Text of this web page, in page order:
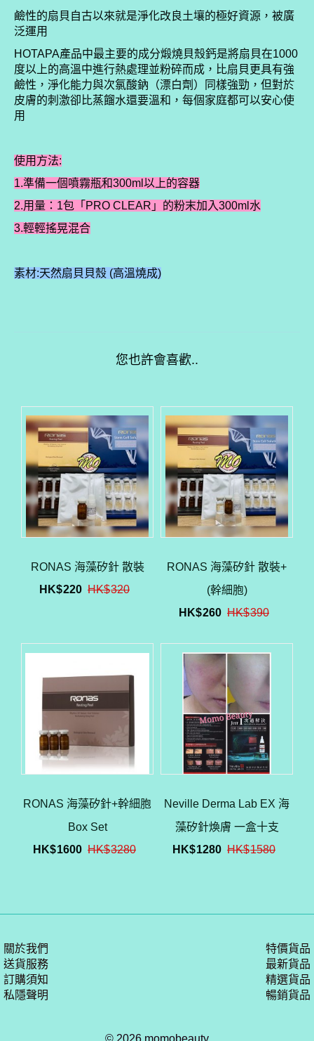
鹼性的扇貝自古以來就是淨化改良土壤的極好資源，被廣
泛運用
HOTAPA產品中最主要的成分煅燒貝殼鈣是將扇貝在1000
度以上的高溫中進行熱處理並粉碎而成，比扇貝更具有強
鹼性，淨化能力與次氯酸鈉（漂白劑）同樣強勁，但對於
皮膚的刺激卻比蒸餾水還要溫和，每個家庭都可以安心使
用
使用方法:
1.準備一個噴霧瓶和300ml以上的容器
2.用量：1包「PRO CLEAR」的粉末加入300ml水
3.輕輕搖晃混合
素材:天然扇貝貝殼 (高溫燒成)
您也許會喜歡..
RONAS 海藻矽針 散裝
HK$220 HK$320
RONAS 海藻矽針 散裝+
(幹細胞)
HK$260 HK$390
RONAS 海藻矽針+幹細胞
Box Set
HK$1600 HK$3280
Neville Derma Lab EX 海
藻矽針煥膚 一盒十支
HK$1280 HK$1580
關於我們
送貨服務
訂購須知
私隱聲明
特價貨品
最新貨品
精選貨品
暢銷貨品
© 2026 momobeauty